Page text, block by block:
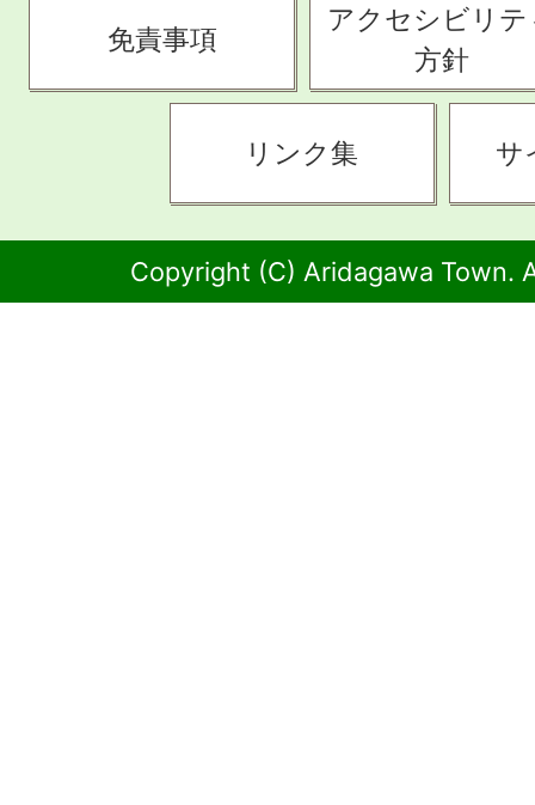
免責事項
アクセシビリテ
方針
リンク集 サ
Copyright (C) Aridagawa Town.